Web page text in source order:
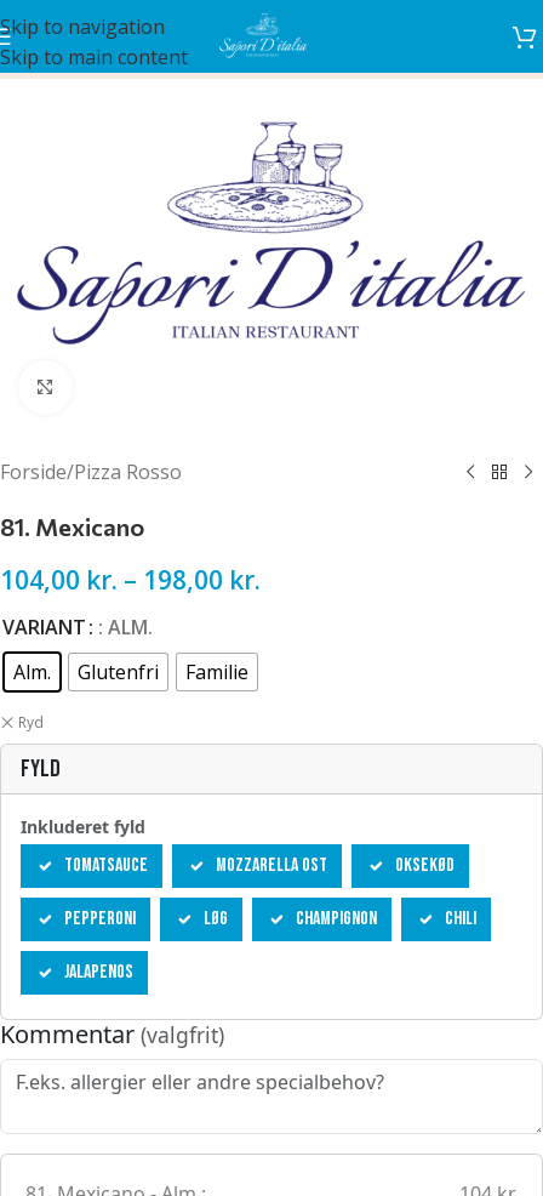
Skip to navigation
Skip to main content
Forside/Pizza Rosso
81. Mexicano
104,00 kr. – 198,00 kr.
VARIANT : ALM.
Alm.
Glutenfri Familie
Ryd